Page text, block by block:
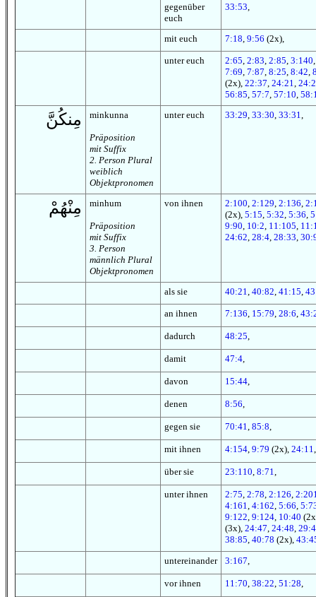
gegenüber
euch
33:53,
mit euch 7:18, 9:56 (2x),
unter euch 2:65, 2:83, 2:85, 3:140
7:69, 7:87, 8:25, 8:42,
(2x), 22:37, 24:21,
56:85, 57:7, 57:10,
مِنكُنَّ minkunna
Präposition
mit Suffix
2. Person Plural
weiblich
Objektpronomen
unter euch 33:29, 33:30, 33:31,
مِنْهُمْ minhum
Präposition
mit Suffix
3. Person
männlich Plural
Objektpronomen
von ihnen 2:100, 2:129, 2:136,
(2x), 5:15, 5:32, 5:36,
9:90, 10:2, 11:105,
24:62, 28:4, 28:33,
als sie 40:21, 40:82, 41:15,
an ihnen 7:136, 15:79, 28:6,
dadurch 48:25,
damit 47:4,
davon 15:44,
denen 8:56,
gegen sie 70:41, 85:8,
mit ihnen 4:154, 9:79 (2x), 24:11,
über sie 23:110, 8:71,
unter ihnen 2:75, 2:78, 2:126,
4:161, 4:162, 5:66,
9:122, 9:124, 10:40
(3x), 24:47, 24:48,
38:85, 40:78 (2x),
untereinander
3:167,
vor ihnen 11:70, 38:22, 51:28,